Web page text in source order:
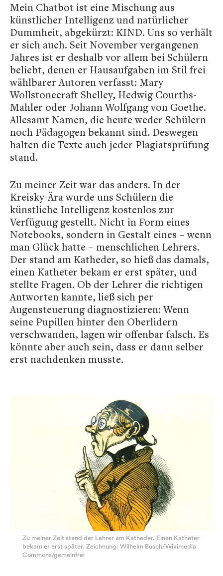
Mein Chatbot ist eine Mischung aus
künstlicher Intelligenz und natürlicher
Dummheit, abgekürzt: KIND. Uns so verhält
er sich auch. Seit November vergangenen
Jahres ist er deshalb vor allem bei Schülern
beliebt, denen er Hausaufgaben im Stil frei
wählbarer Autoren verfasst: Mary
Wollstonecraft Shelley, Hedwig Courths-
Mahler oder Johann Wolfgang von Goethe.
Allesamt Namen, die heute weder Schülern
noch Pädagogen bekannt sind. Deswegen
halten die Texte auch jeder Plagiatsprüfung
stand.
Zu meiner Zeit war das anders. In der
Kreisky-Ära wurde uns Schülern die
künstliche Intelligenz kostenlos zur
Verfügung gestellt. Nicht in Form eines
Notebooks, sondern in Gestalt eines – wenn
man Glück hatte – menschlichen Lehrers.
Der stand am Katheder, so hieß das damals,
einen Katheter bekam er erst später, und
stellte Fragen. Ob der Lehrer die richtigen
Antworten kannte, ließ sich per
Augensteuerung diagnostizieren: Wenn
seine Pupillen hinter den Oberlidern
verschwanden, lagen wir offenbar falsch. Es
könnte aber auch sein, dass er dann selber
erst nachdenken musste.
Zu meiner Zeit stand der Lehrer am Katheder. Einen Katheter
bekam er erst später. Zeichnung: Wilhelm Busch/Wikimedia
Commons/gemeinfrei